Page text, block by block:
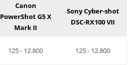
Canon
PowerShot G5 X
Mark II
Sony Cyber-shot
DSC-RX100 VII
125 - 12.800 125 - 12.800